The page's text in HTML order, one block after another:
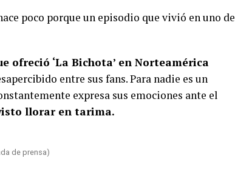
poco porque un episodio que vivió en uno de
ofreció ‘La Bichota’ en Norteamérica
entre sus fans. Para nadie es un
expresa sus emociones ante el
llorar en tarima.
de prensa)